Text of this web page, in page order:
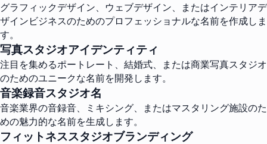
グラフィックデザイン、ウェブデザイン、またはインテリアデ
ザインビジネスのためのプロフェッショナルな名前を作成しま
す。
写真スタジオアイデンティティ
注目を集めるポートレート、結婚式、または商業写真スタジオ
のためのユニークな名前を開発します。
音楽録音スタジオ名
音楽業界の音録音、ミキシング、またはマスタリング施設のた
めの魅力的な名前を生成します。
フィットネススタジオブランディング